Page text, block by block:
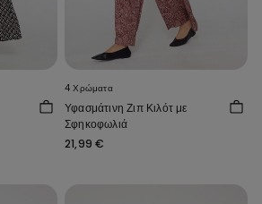
4 Χρώματα
Υφασμάτινη Ζιπ Κιλότ με
Σφηκοφωλιά
21,99 €